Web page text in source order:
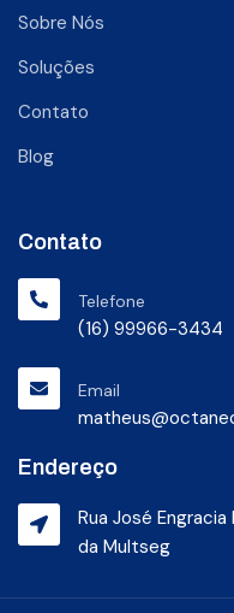
Sobre Nós
Soluções
Contato
Blog
Contato
Telefone
(16) 99966-3434
Email
Endereço
Rua José
da Multseg